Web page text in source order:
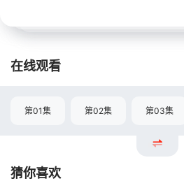
在线观看
第01集 第02集 第03集
猜你喜欢